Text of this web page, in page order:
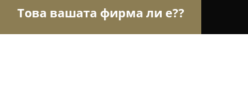
Това вашата фирма ли е??